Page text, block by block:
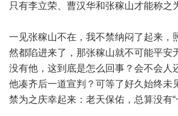
只有李立荣、曹汉华和张稼山才能称之
一见张稼山不在，我不禁纳闷了起来，
然都陷进来了，那张稼山就不可能平安
没有他，这到底是怎么回事？会不会人
他凑齐后一道宣判？可等了好久始终未
禁为之庆幸起来：老天保佑，总算没有“